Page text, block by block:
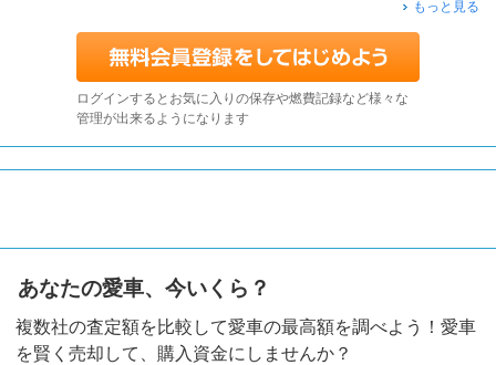
もっと見る
ログインするとお気に入りの保存や燃費記録など様々な
管理が出来るようになります
あなたの愛車、今いくら？
複数社の査定額を比較して愛車の最高額を調べよう！愛車
を賢く売却して、購入資金にしませんか？